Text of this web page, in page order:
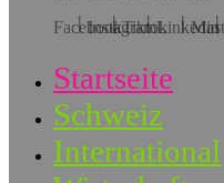
Startseite
Schweiz
International